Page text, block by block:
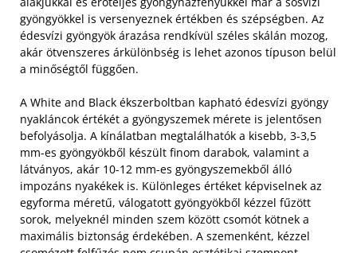
gyöngyökkel is versenyeznek értékben és szépségben. Az
édesvízi gyöngyök árazása rendkívül széles skálán mozog,
akár ötvenszeres árkülönbség is lehet azonos típuson belül
a minőségtől függően.
A White and Black ékszerboltban kapható édesvízi gyöngy
nyakláncok értékét a gyöngyszemek mérete is jelentősen
befolyásolja. A kínálatban megtalálhatók a kisebb, 3-3,5
mm-es gyöngyökből készült finom darabok, valamint a
látványos, akár 10-12 mm-es gyöngyszemekből álló
impozáns nyakékek is. Különleges értéket képviselnek az
egyforma méretű, válogatott gyöngyökből kézzel fűzött
sorok, melyeknél minden szem között csomót kötnek a
maximális biztonság érdekében. A szemenként, kézzel